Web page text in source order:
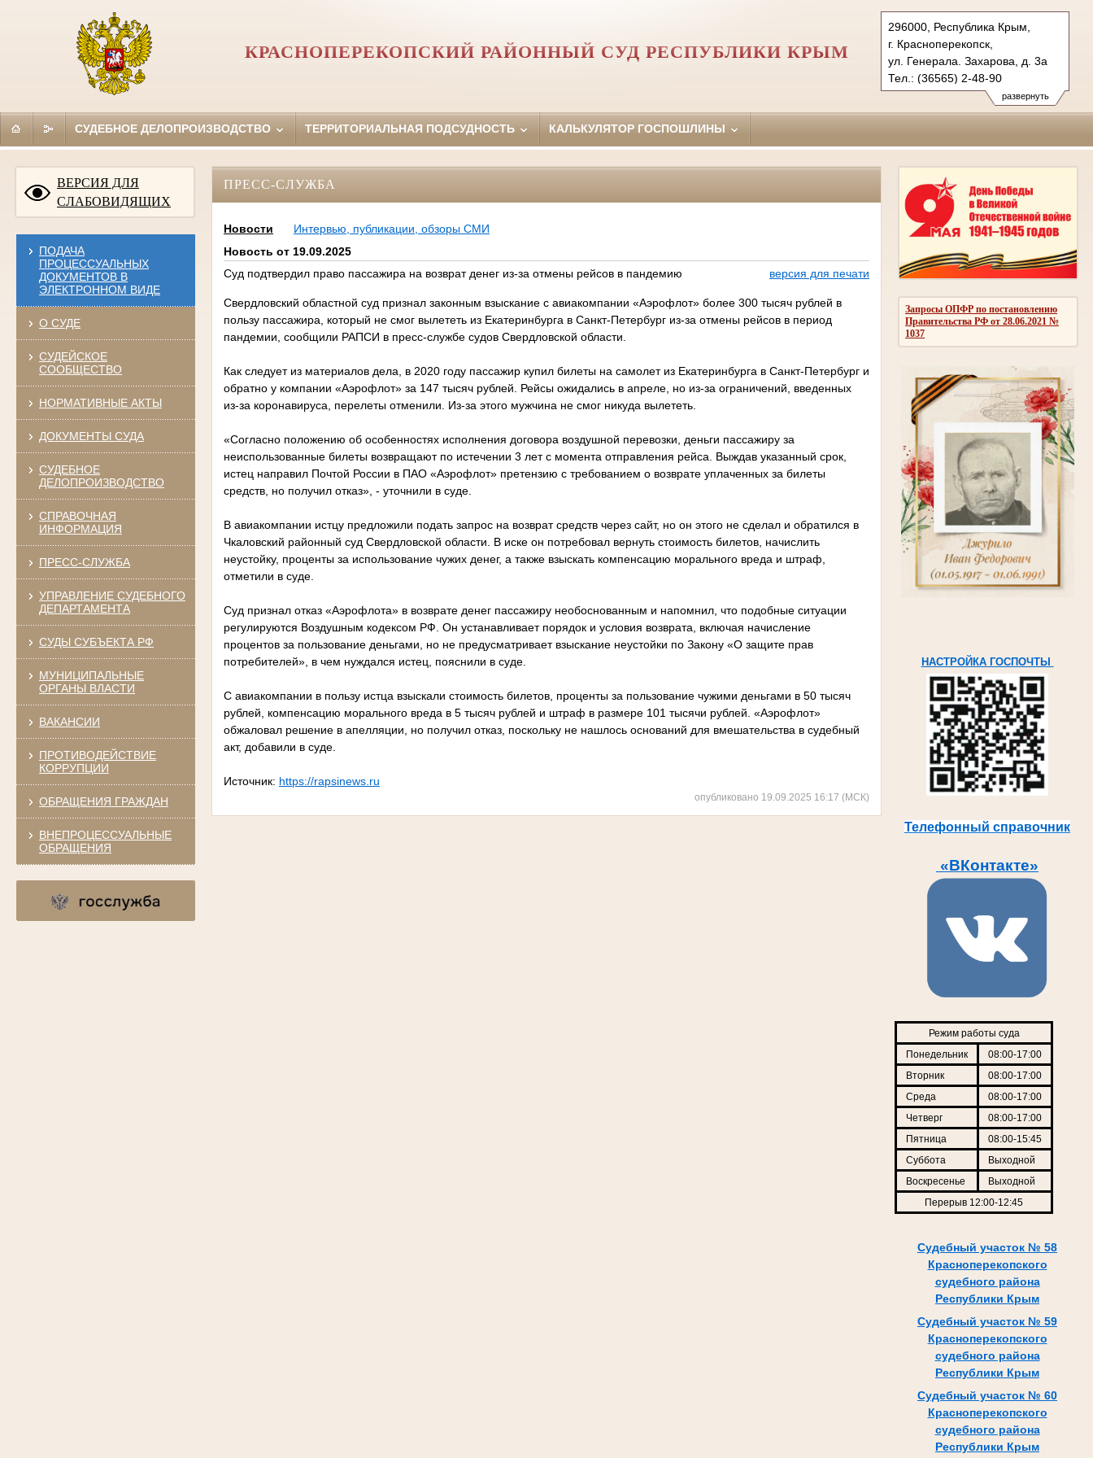
развернуть
296000, Республика Крым,
г. Красноперекопск,
ул. Генерала. Захарова, д. 3а
Тел.: (36565) 2-48-90
krasnoperekopskiy.krm@sudrf.ru
КРАСНОПЕРЕКОПСКИЙ РАЙОННЫЙ СУД РЕСПУБЛИКИ КРЫМ
СУДЕБНОЕ ДЕЛОПРОИЗВОДСТВО ТЕРРИТОРИАЛЬНАЯ ПОДСУДНОСТЬ КАЛЬКУЛЯТОР ГОСПОШЛИНЫ
ВЕРСИЯ ДЛЯ
СЛАБОВИДЯЩИХ
ПОДАЧА
ПРОЦЕССУАЛЬНЫХ
ДОКУМЕНТОВ В
ЭЛЕКТРОННОМ ВИДЕ
О СУДЕ
СУДЕЙСКОЕ
СООБЩЕСТВО
НОРМАТИВНЫЕ АКТЫ
ДОКУМЕНТЫ СУДА
СУДЕБНОЕ
ДЕЛОПРОИЗВОДСТВО
СПРАВОЧНАЯ
ИНФОРМАЦИЯ
ПРЕСС-СЛУЖБА
УПРАВЛЕНИЕ СУДЕБНОГО
ДЕПАРТАМЕНТА
СУДЫ СУБЪЕКТА РФ
МУНИЦИПАЛЬНЫЕ
ОРГАНЫ ВЛАСТИ
ВАКАНСИИ
ПРОТИВОДЕЙСТВИЕ
КОРРУПЦИИ
ОБРАЩЕНИЯ ГРАЖДАН
ВНЕПРОЦЕССУАЛЬНЫЕ
ОБРАЩЕНИЯ
Запросы ОПФР по постановлению
Правительства РФ от 28.06.2021 №
1037
НАСТРОЙКА ГОСПОЧТЫ
Телефонный справочник
«ВКонтакте»
Режим работы суда
Понедельник
08:00-17:00
Вторник
08:00-17:00
Среда
08:00-17:00
Четверг
08:00-17:00
Пятница
08:00-15:45
Суббота
Выходной
Воскресенье
Выходной
Перерыв 12:00-12:45
Судебный участок № 58
Красноперекопского
судебного района
Республики Крым
Судебный участок № 59
Красноперекопского
судебного района
Республики Крым
Судебный участок № 60
Красноперекопского
судебного района
Республики Крым
ПРЕСС-СЛУЖБА
Новости
Интервью, публикации, обзоры СМИ
Новость от 19.09.2025
Суд подтвердил право пассажира на возврат денег из-за отмены рейсов в пандемию
версия для печати
Свердловский областной суд признал законным взыскание с авиакомпании «Аэрофлот» более 300 тысяч рублей в
пользу пассажира, который не смог вылететь из Екатеринбурга в Санкт-Петербург из-за отмены рейсов в период
пандемии, сообщили РАПСИ в пресс-службе судов Свердловской области.
Как следует из материалов дела, в 2020 году пассажир купил билеты на самолет из Екатеринбурга в Санкт-Петербург и
обратно у компании «Аэрофлот» за 147 тысяч рублей. Рейсы ожидались в апреле, но из-за ограничений, введенных
из-за коронавируса, перелеты отменили. Из-за этого мужчина не смог никуда вылететь.
«Согласно положению об особенностях исполнения договора воздушной перевозки, деньги пассажиру за
неиспользованные билеты возвращают по истечении 3 лет с момента отправления рейса. Выждав указанный срок,
истец направил Почтой России в ПАО «Аэрофлот» претензию с требованием о возврате уплаченных за билеты
средств, но получил отказ», - уточнили в суде.
В авиакомпании истцу предложили подать запрос на возврат средств через сайт, но он этого не сделал и обратился в
Чкаловский районный суд Свердловской области. В иске он потребовал вернуть стоимость билетов, начислить
неустойку, проценты за использование чужих денег, а также взыскать компенсацию морального вреда и штраф,
отметили в суде.
Суд признал отказ «Аэрофлота» в возврате денег пассажиру необоснованным и напомнил, что подобные ситуации
регулируются Воздушным кодексом РФ. Он устанавливает порядок и условия возврата, включая начисление
процентов за пользование деньгами, но не предусматривает взыскание неустойки по Закону «О защите прав
потребителей», в чем нуждался истец, пояснили в суде.
С авиакомпании в пользу истца взыскали стоимость билетов, проценты за пользование чужими деньгами в 50 тысяч
рублей, компенсацию морального вреда в 5 тысяч рублей и штраф в размере 101 тысячи рублей. «Аэрофлот»
обжаловал решение в апелляции, но получил отказ, поскольку не нашлось оснований для вмешательства в судебный
акт, добавили в суде.
Источник: https://rapsinews.ru
опубликовано 19.09.2025 16:17 (МСК)